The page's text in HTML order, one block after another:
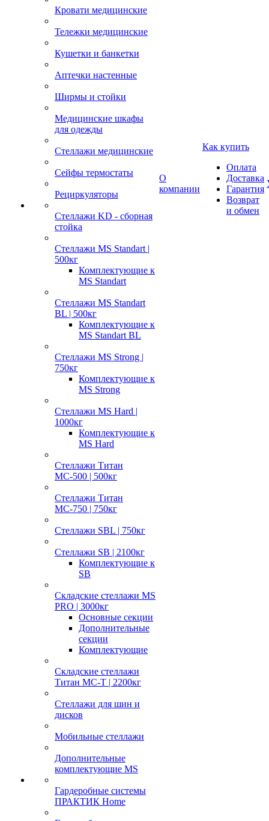
Кровати медицинские
Тележки медицинские
Кушетки и банкетки
Аптечки настенные
Ширмы и стойки
Медицинские шкафы
для одежды
Стеллажи медицинские
Сейфы термостаты
Рециркуляторы
Стеллажи KD - сборная
стойка
Стеллажи MS Standart |
500кг
Комплектующие к
MS Standart
Стеллажи MS Standart
BL | 500кг
Комплектующие к
MS Standart BL
Стеллажи MS Strong |
750кг
Комплектующие к
MS Strong
Стеллажи MS Hard |
1000кг
Комплектующие к
MS Hard
Стеллажи Титан
МС-500 | 500кг
Стеллажи Титан
МС-750 | 750кг
Стеллажи SBL | 750кг
Стеллажи SB | 2100кг
Комплектующие к
SB
Складские стеллажи MS
PRO | 3000кг
Основные секции
Дополнительные
секции
Комплектующие
Складские стеллажи
Титан МС-Т | 2200кг
Стеллажи для шин и
дисков
Мобильные стеллажи
Дополнительные
комплектующие MS
Гардеробные системы
ПРАКТИК Home
О
компании
Как купить
Оплата
Доставка
Гарантия
Возврат
и обмен